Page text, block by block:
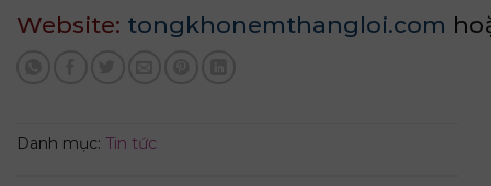
Website: tongkhonemthangloi.com
Danh mục: Tin tức